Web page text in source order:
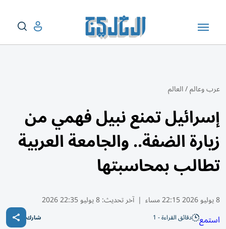
عرب وعالم/العالم
إسرائيل تمنع نبيل فهمي من
زيارة الضفة.. والجامعة العربية
تطالب بمحاسبتها
8 يوليو 2026 22:15 مساء | آخر تحديث:8 يوليو 22:35 2026
استمع دقائق القراءة - 1 شارك